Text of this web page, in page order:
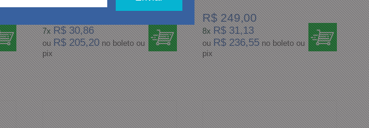
7x R$ 30,86
ou R$ 205,20 no boleto ou
pix
R$ 249,00
8x R$ 31,13
ou R$ 236,55 no boleto ou
pix